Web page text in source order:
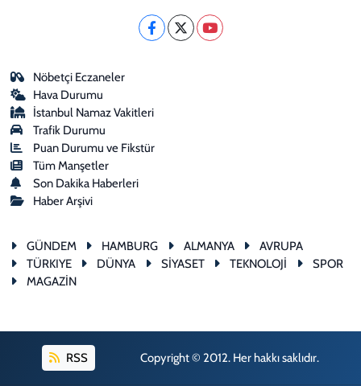
Nöbetçi Eczaneler
Hava Durumu
İstanbul Namaz Vakitleri
Trafik Durumu
Puan Durumu ve Fikstür
Tüm Manşetler
Son Dakika Haberleri
Haber Arşivi
GÜNDEM HAMBURG ALMANYA
AVRUPA
TÜRKIYE
DÜNYA SİYASET TEKNOLOJİ
SPOR
MAGAZİN
RSS Copyright © 2012. Her hakkı saklıdır.